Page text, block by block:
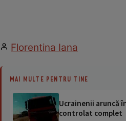
Florentina Iana
MAI MULTE PENTRU TINE
Ucrainenii aruncă
controlat complet